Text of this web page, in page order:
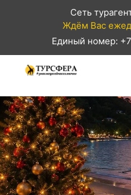
Сеть
Ждём Вас
Единый номер: